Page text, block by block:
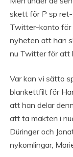
skett för P sp
Twitter-konto för
nyheten att han
nu Twitter för att
Var kan vi sätta
blankettfilt för
att han delar
att ta makten i
Düringer och
nykomlingar,